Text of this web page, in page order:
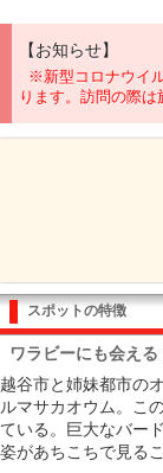
【お知らせ】
※新型コロナウイ
ります。訪問の際は
スポットの特徴
ワラビーにも会える
越谷市と姉妹都市の
ルマサカオウム。こ
ている。巨大なバー
姿があちこちで見る